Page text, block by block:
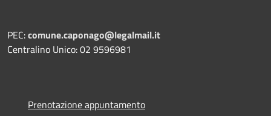
PEC:comune.caponago@legalmail.it
Centralino Unico: 02 9596981
Prenotazione appuntamento